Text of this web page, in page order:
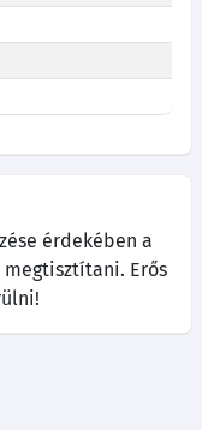
érdekében a
Erős